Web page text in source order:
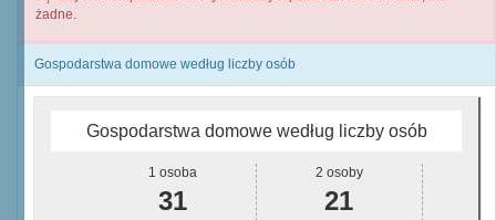
żadne.
Gospodarstwa domowe według liczby osób
Gospodarstwa domowe według liczby osób
1 osoba
31
2 osoby
21